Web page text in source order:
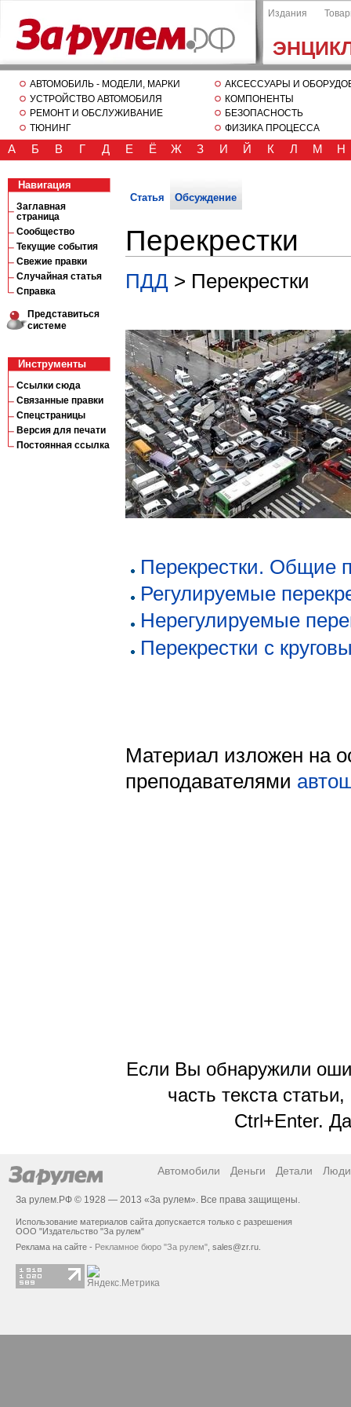
Издания
АВТОМОБИЛЬ - МОДЕЛИ, МАРКИ
УСТРОЙСТВО АВТОМОБИЛЯ
РЕМОНТ И ОБСЛУЖИВАНИЕ
ТЮНИНГ
АКСЕССУАРЫ И
КОМПОНЕНТЫ
БЕЗОПАСНОСТЬ
ФИЗИКА ПРОЦЕССА
А Б В Г Д Е Ё Ж З И Й К Л М Н
Навигация
Заглавная
страница
Сообщество
Текущие события
Свежие правки
Случайная статья
Справка
Представиться
системе
Инструменты
Ссылки сюда
Связанные правки
Спецстраницы
Версия для печати
Постоянная ссылка
Статья Обсуждение
Перекрестки
ПДД > Перекрестки
Перекрестки. Общие
Регулируемые
Нерегулируемые
Перекрестки с
Материал изложен на
преподавателями
Если Вы обнаружили
часть текста
Ctrl+Enter.
Автомобили Деньги Детали Люди
За рулем.РФ © 1928 — 2013 «За рулем». Все права защищены.
Использование материалов сайта допускается только с разрешения
ООО "Издательство "За рулем"
Реклама на сайте - Рекламное бюро "За рулем" sales@zr.ru